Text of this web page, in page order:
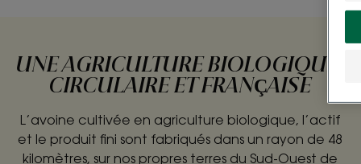
UNE AGRICULTURE BIOLOGIQUE,
CIRCULAIRE ET FRANÇAISE
L’avoine cultivée en agriculture biologique, l’actif
et le produit fini sont fabriqués dans un rayon de 48
kilomètres, sur nos propres terres du Sud-Ouest de